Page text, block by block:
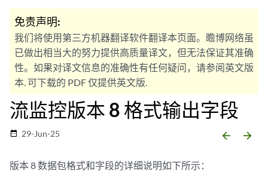
免责声明:
我们将使用第三方机器翻译软件翻译本页面。瞻博网络虽
已做出相当大的努力提供高质量译文，但无法保证其准确
性。如果对译文信息的准确性有任何疑问，请参阅英文版
本. 可下载的 PDF 仅提供英文版.
流监控版本 8 格式输出字段
date_range 29-Jun-25 arrow_backward arrow_forward
版本 8 数据包格式和字段的详细说明如下所示：